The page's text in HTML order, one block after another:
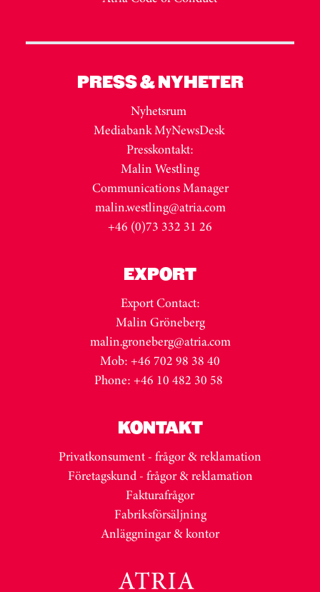
PRESS & NYHETER
Nyhetsrum
Mediabank MyNewsDesk
Presskontakt:
Malin Westling
Communications Manager
malin.westling@atria.com
+46 (0)73 332 31 26
EXPORT
Export Contact:
Malin Gröneberg
malin.groneberg@atria.com
Mob: +46 702 98 38 40
Phone: +46 10 482 30 58
KONTAKT
Privatkonsument - frågor & reklamation
Företagskund - frågor & reklamation
Fakturafrågor
Fabriksförsäljning
Anläggningar & kontor